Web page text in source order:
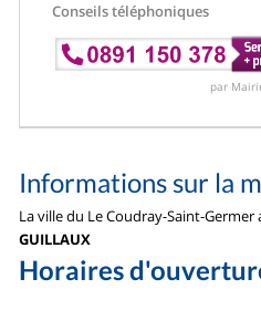
Conseils téléphoniques
par
Informations sur la
La ville du Le Coudray-Saint-
GUILLAUX
Horaires